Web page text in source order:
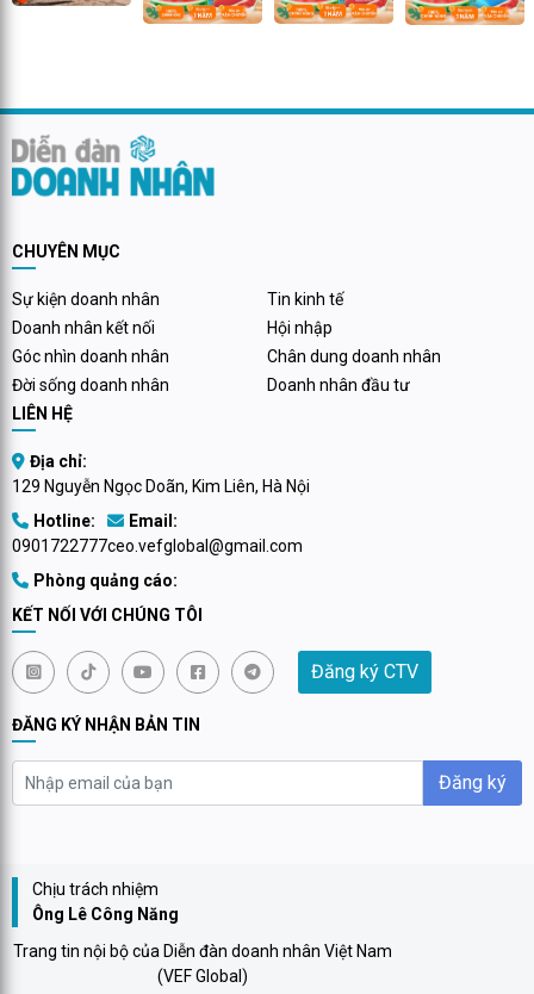
CHUYÊN MỤC
Sự kiện doanh nhân
Tin kinh tế
Doanh nhân kết nối
Hội nhập
Góc nhìn doanh nhân
Chân dung doanh nhân
Đời sống doanh nhân
Doanh nhân đầu tư
LIÊN HỆ
Địa chỉ:
129 Nguyễn Ngọc Doãn, Kim Liên, Hà Nội
Hotline:
0901722777
Email:
ceo.vefglobal@gmail.com
Phòng quảng cáo:
KẾT NỐI VỚI CHÚNG TÔI
Đăng ký CTV
ĐĂNG KÝ NHẬN BẢN TIN
Đăng ký
Chịu trách nhiệm
Ông Lê Công Năng
Trang tin nội bộ của Diễn đàn doanh nhân Việt Nam
(VEF Global)